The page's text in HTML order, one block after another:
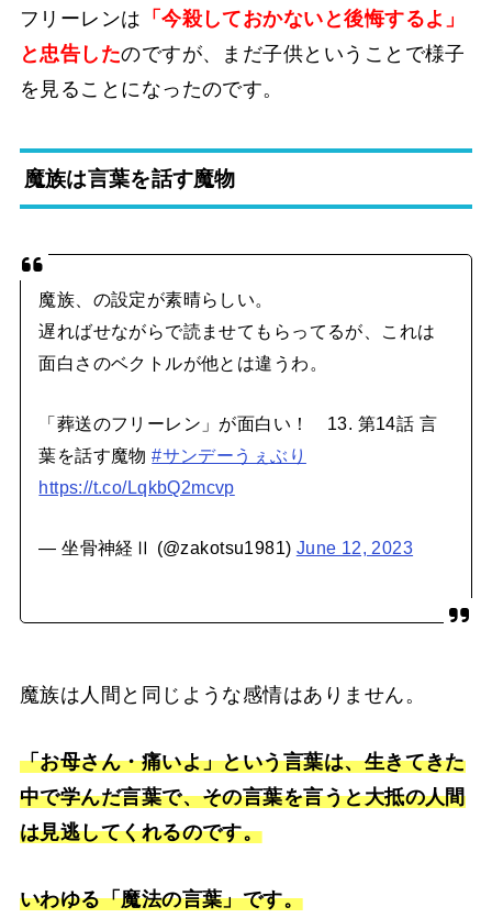
フリーレンは 「今殺しておかないと後悔するよ」
と忠告したのですが、まだ子供ということで様子
を見ることになったのです。
魔族は言葉を話す魔物
魔族、の設定が素晴らしい。
遅ればせながらで読ませてもらってるが、これは
面白さのベクトルが他とは違うわ。
「葬送のフリーレン」が面白い！ 13. 第14話 言
葉を話す魔物#サンデーうぇぶり
https://t.co/LqkbQ2mcvp
— 坐骨神経Ⅱ (@zakotsu1981) June 12, 2023
魔族は人間と同じような感情はありません。
「お母さん・痛いよ」という言葉は、生きてきた
中で学んだ言葉で、その言葉を言うと大抵の人間
は見逃してくれるのです。
いわゆる「魔法の言葉」です。